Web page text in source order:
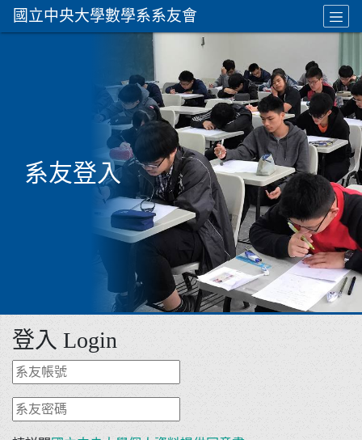
國立中央大學數學系系友會
系友登入
登入 Login